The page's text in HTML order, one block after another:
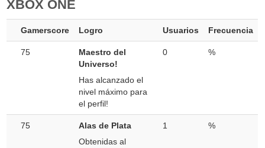
XBOX ONE
Gamerscore Logro Usuarios Frecuencia
75
Maestro del
Universo!
Has alcanzado el
nivel máximo para
el perfil!
0 %
75
Alas de Plata
Obtenidas al
1 %